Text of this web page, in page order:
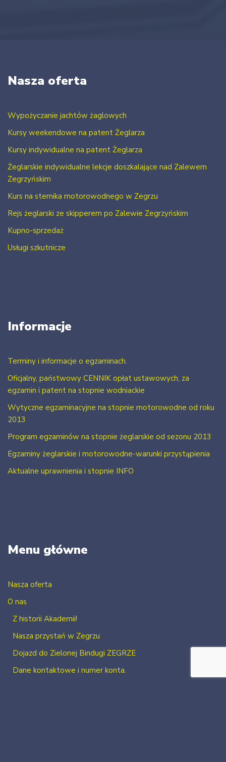
Nasza oferta
Wypożyczanie jachtów żaglowych
Kursy weekendowe na patent Żeglarza
Kursy indywidualne na patent Żeglarza
Żeglarskie indywidualne lekcje doszkalające nad Zalewem
Zegrzyńskim
Kurs na sternika motorowodnego w Zegrzu
Rejs żeglarski ze skipperem po Zalewie Zegrzyńskim
Kupno-sprzedaż
Usługi szkutnicze
Informacje
Terminy i informacje o egzaminach.
Oficjalny, państwowy CENNIK opłat ustawowych, za
egzamin i patent na stopnie wodniackie
Wytyczne egzaminacyjne na stopnie motorowodne od roku
2013
Program egzaminów na stopnie żeglarskie od sezonu 2013
Egzaminy żeglarskie i motorowodne-warunki przystąpienia
Aktualne uprawnienia i stopnie INFO
Menu główne
Nasza oferta
O nas
Z historii Akademii!
Nasza przystań w Zegrzu
Dojazd do Zielonej Bindugi ZEGRZE
Dane kontaktowe i numer konta.